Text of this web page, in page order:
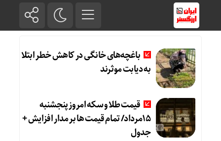
باغچه‌های خانگی در کاهش خطر ابتلا
به دیابت موثرند
قیمت طلا و سکه امروز پنجشنبه
15مرداد/ تمام قیمت ها بر مدار افزایش +
جدول